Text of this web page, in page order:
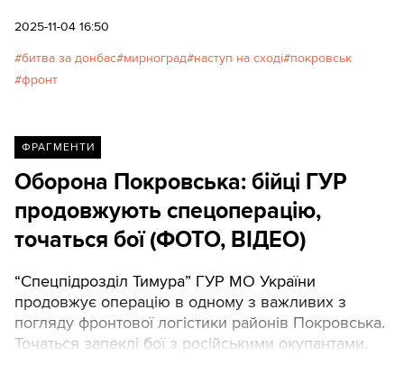
2025-11-04 16:50
битва за донбас мирноград наступ на сході покровськ
фронт
ФРАГМЕНТИ
Оборона Покровська: бійці ГУР
продовжують спецоперацію,
точаться бої (ФОТО, ВІДЕО)
“Спецпідрозділ Тимура” ГУР МО України
продовжує операцію в одному з важливих з
погляду фронтової логістики районів Покровська.
Точаться запеклі бої з російськими окупантами.